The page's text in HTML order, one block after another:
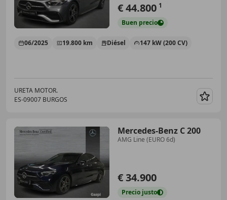
€ 44.800 1
Buen precio
06/2025 19.800 km Diésel 147 kW (200 CV)
URETA MOTOR.
ES-09007 BURGOS
Mercedes-Benz C 200
AMG Line (EURO 6d)
€ 34.900
Precio justo